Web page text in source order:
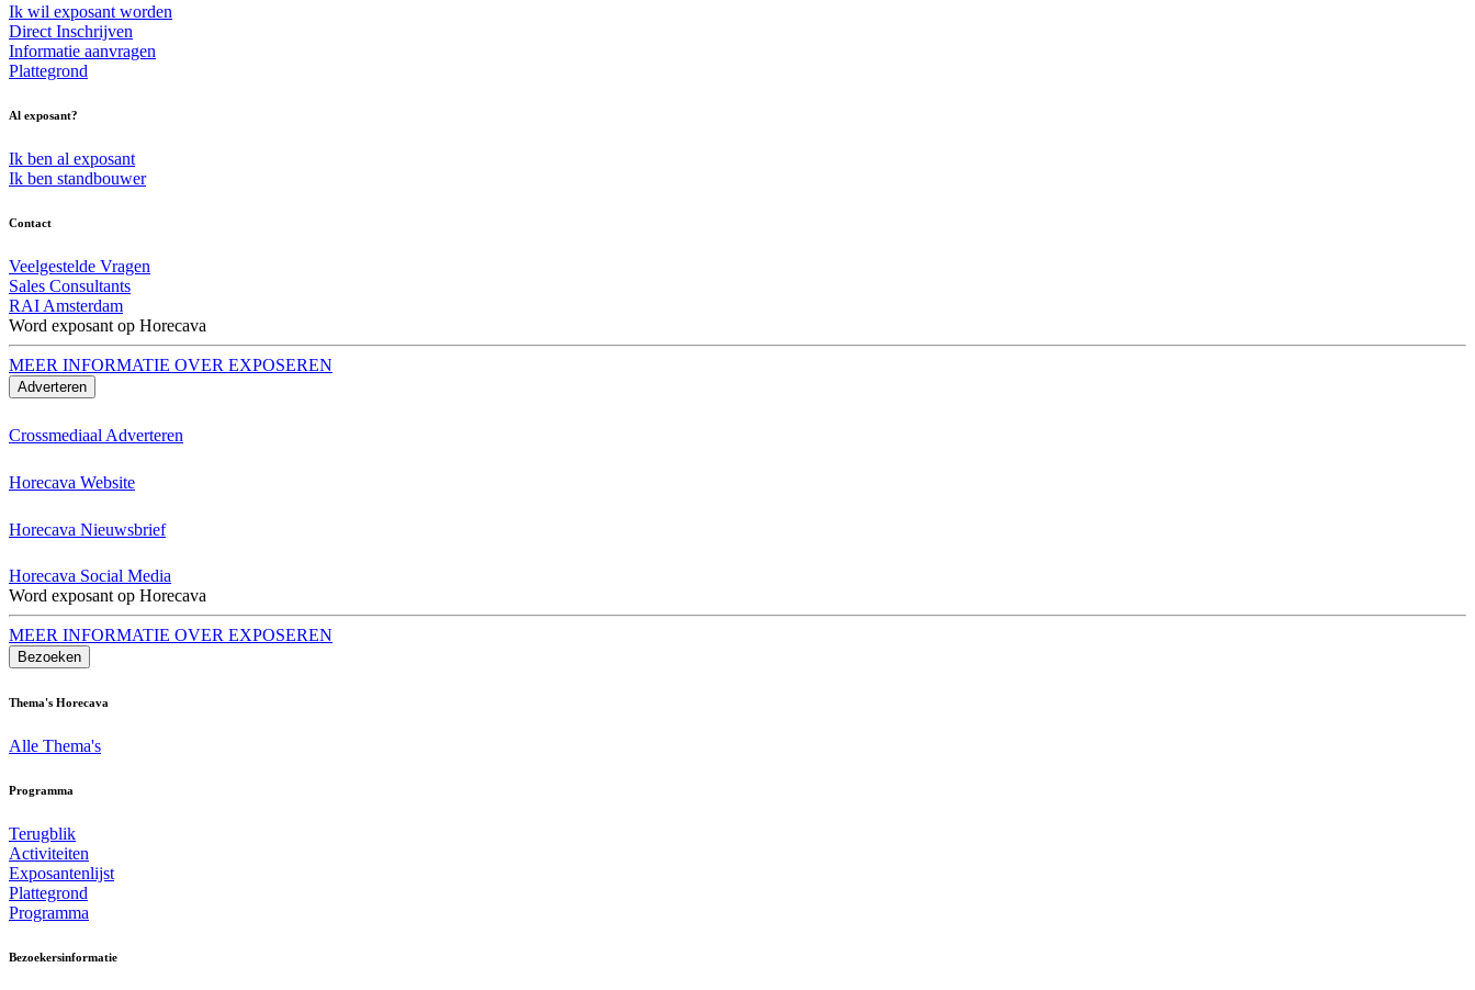
Ik wil exposant worden
Direct Inschrijven
Informatie aanvragen
Plattegrond
Al exposant?
Ik ben al exposant
Ik ben standbouwer
Contact
Veelgestelde Vragen
Sales Consultants
RAI Amsterdam
Word exposant op Horecava
MEER INFORMATIE OVER EXPOSEREN
Adverteren
Crossmediaal Adverteren
Horecava Website
Horecava Nieuwsbrief
Horecava Social Media
Word exposant op Horecava
MEER INFORMATIE OVER EXPOSEREN
Bezoeken
Thema's Horecava
Alle Thema's
Programma
Terugblik
Activiteiten
Exposantenlijst
Plattegrond
Programma
Bezoekersinformatie